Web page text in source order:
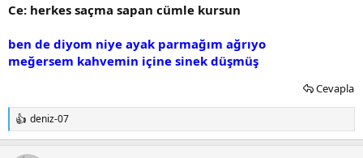
Ce: herkes saçma sapan cümle kursun
ben de diyom niye ayak parmağım ağrıyo
meğersem kahvemin içine sinek düşmüş
Cevapla
T
e
deniz-07